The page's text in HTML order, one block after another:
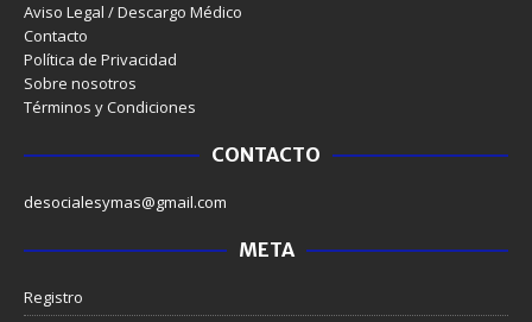
Aviso Legal / Descargo Médico
Contacto
Política de Privacidad
Sobre nosotros
Términos y Condiciones
CONTACTO
desocialesymas@gmail.com
META
Registro